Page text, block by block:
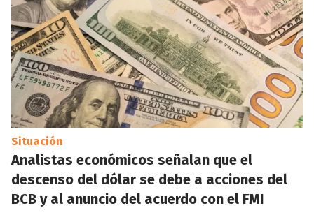
Situación
Analistas económicos señalan que el
descenso del dólar se debe a acciones del
BCB y al anuncio del acuerdo con el FMI